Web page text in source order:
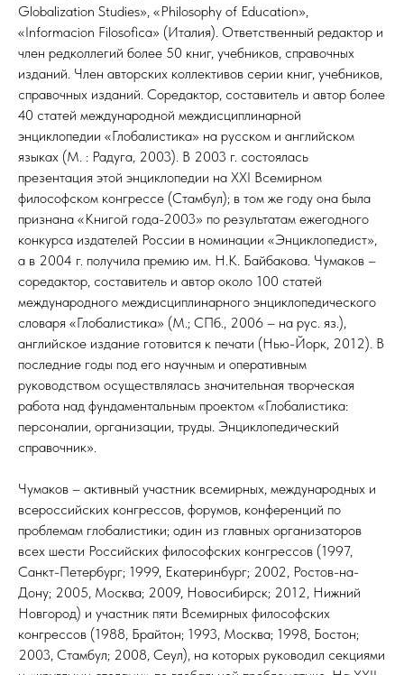
Globalization Studies», «Philosophy of Education»,
«Informacion Filosofica» (Италия). Ответственный редактор и
член редколлегий более 50 книг, учебников, справочных
изданий. Член авторских коллективов серии книг, учебников,
справочных изданий. Соредактор, составитель и автор более
40 статей международной междисциплинарной
энциклопедии «Глобалистика» на русском и английском
языках (М. : Радуга, 2003). В 2003 г. состоялась
презентация этой энциклопедии на XXI Всемирном
философском конгрессе (Стамбул); в том же году она была
признана «Книгой года-2003» по результатам ежегодного
конкурса издателей России в номинации «Энциклопедист»,
а в 2004 г. получила премию им. Н.К. Байбакова. Чумаков –
соредактор, составитель и автор около 100 статей
международного междисциплинарного энциклопедического
словаря «Глобалистика» (М.; СПб., 2006 – на рус. яз.),
английское издание готовится к печати (Нью-Йорк, 2012). В
последние годы под его научным и оперативным
руководством осуществлялась значительная творческая
работа над фундаментальным проектом «Глобалистика:
персоналии, организации, труды. Энциклопедический
справочник».
Чумаков – активный участник всемирных, международных и
всероссийских конгрессов, форумов, конференций по
проблемам глобалистики; один из главных организаторов
всех шести Российских философских конгрессов (1997,
Санкт-Петербург; 1999, Екатеринбург; 2002, Ростов-на-
Дону; 2005, Москва; 2009, Новосибирск; 2012, Нижний
Новгород) и участник пяти Всемирных философских
конгрессов (1988, Брайтон; 1993, Москва; 1998, Бостон;
2003, Стамбул; 2008, Сеул), на которых руководил секциями